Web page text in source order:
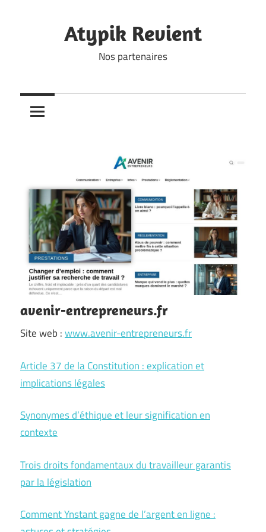
Atypik Revient
Nos partenaires
avenir-entrepreneurs.fr
Site web :www.avenir-entrepreneurs.fr
Article 37 de la Constitution : explication et
implications légales
Synonymes d’éthique et leur signification en
contexte
Trois droits fondamentaux du travailleur garantis
par la législation
Comment Ynstant gagne de l’argent en ligne :